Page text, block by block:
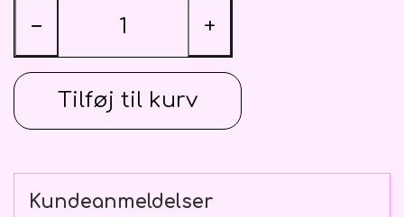
− +
Tilføj til kurv
Kundeanmeldelser